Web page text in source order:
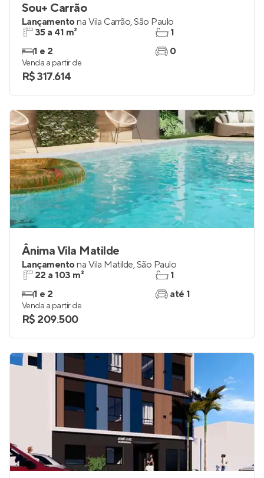
Sou+ Carrão
Lançamentona Vila Carrão,São Paulo
35 a 41 m²
1 e 2
1
0
Venda a partir de
R$ 317.614
Ânima Vila Matilde
Lançamentona Vila Matilde,São Paulo
22 a 103 m²
1 e 2
1
até 1
Venda a partir de
R$ 209.500